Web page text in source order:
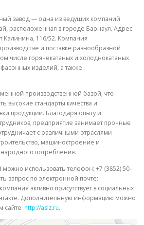
завод — одна из ведущих компаний
расположенная в городе Барнаул. Адрес
Калинина, 116/52. Компания
и поставке разнообразной
числе горячекатаных и холоднокатаных
изделий, а также
производственной базой, что
высокие стандарты качества и
продукции. Благодаря опыту и
предприятие занимает прочные
с различными отраслями
машиностроение и
народного потребления.
можно использовать телефон: +7 (3852) 50‒
запрос по электронной почте:
активно присутствует в социальных
Дополнительную информацию можно
сайте: http://aslz.ru.